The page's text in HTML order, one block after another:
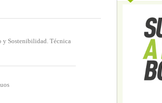
y Sostenibilidad. Técnica